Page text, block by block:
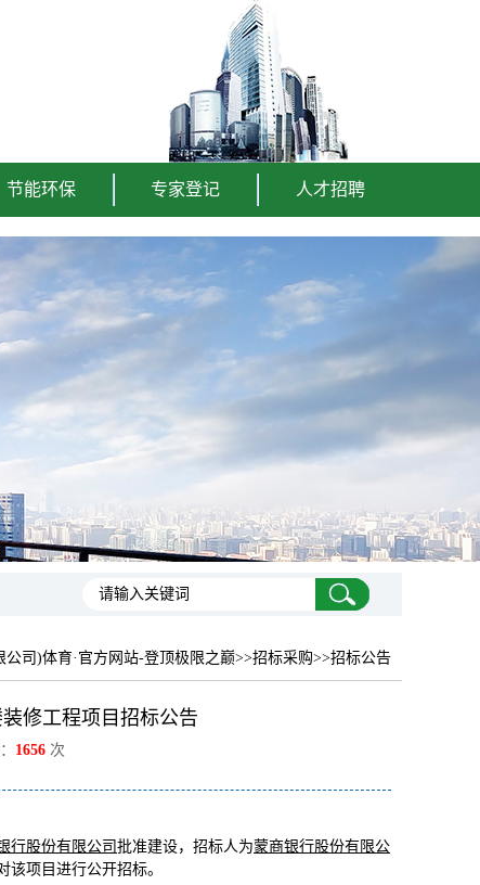
节能环保 专家登记 人才招聘
公司)体育·官方网站-登顶极限之巅>>招标采购>>招标公告
修工程项目招标公告
1656 次
行股份有限公司 批准建设，招标人为蒙商银行股份有限公
该项目进行公开招标。